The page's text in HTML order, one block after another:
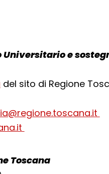
e
del sito di Regione
Toscana